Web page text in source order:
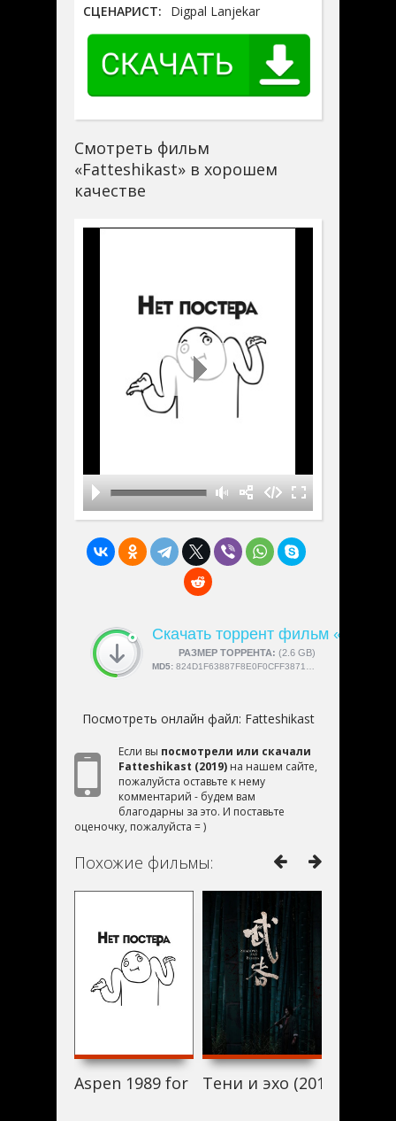
СЦЕНАРИСТ: Digpal Lanjekar
Смотреть фильм
«Fatteshikast» в хорошем
качестве
Скачать торрент фильм
РАЗМЕР ТОРРЕНТА: (2.6 GB)
СКАЧАЛИ:4189
MD5: 824D1F63887F8E0F0CFF3871548E96D6
Посмотреть онлайн файл: Fatteshikast
Если вы посмотрели или скачали
Fatteshikast (2019) на нашем сайте,
пожалуйста оставьте к нему
комментарий - будем вам
благодарны за это. И поставьте
оценочку, пожалуйста = )
Похожие фильмы:
Aspen 1989 for the 31st Century - Part II
Тени и эхо (2019)